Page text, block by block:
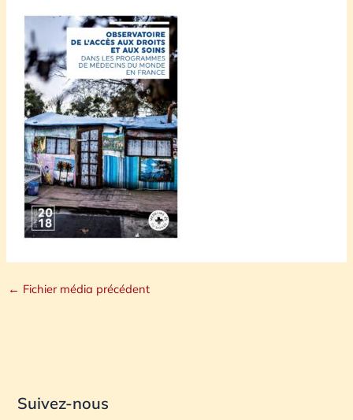
← Fichier média précédent
Suivez-nous